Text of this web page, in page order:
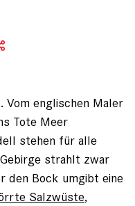
Vom englischen Maler
Tote Meer
stehen für alle
strahlt zwar
den Bock umgibt eine
Salzwüste,